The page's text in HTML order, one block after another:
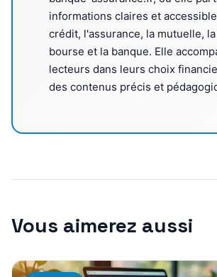
informations claires et
crédit, l'assurance, la mutuelle,
bourse et la banque. Elle
lecteurs dans leurs choix
des contenus précis et
Vous aimerez aussi